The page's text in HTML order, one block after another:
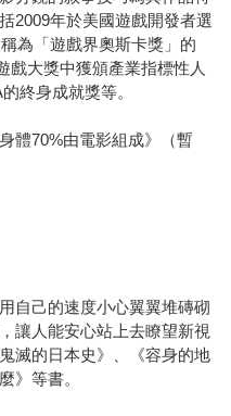
2009年於美國遊戲開發者選
為「遊戲界奧斯卡獎」的
戲大獎中獲頒產業指標性人
終身成就獎等。
體70%由電影組成》（暫
自己的速度小心翼翼堆磚砌
讓人能安心站上去瞭望新視
滅的日本史》、《容身的地
》等書。